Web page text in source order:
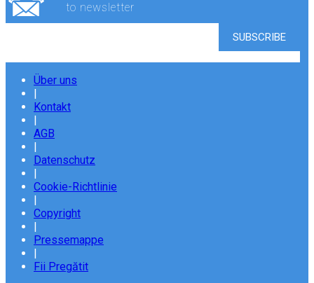
to newsletter
Über uns
|
Kontakt
|
AGB
|
Datenschutz
|
Cookie-Richtlinie
|
Copyright
|
Pressemappe
|
Fii Pregătit